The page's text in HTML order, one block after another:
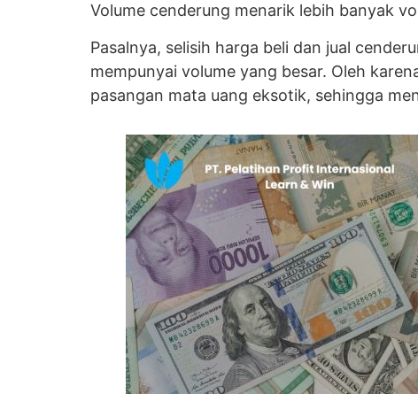
Volume cenderung menarik lebih banyak
Pasalnya, selisih harga beli dan jual
mempunyai volume yang besar. Oleh
pasangan mata uang eksotik, sehingga